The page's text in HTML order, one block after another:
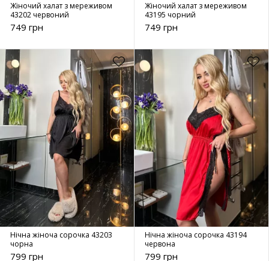
Жіночий халат з мереживом
43202 червоний
749 грн
Жіночий халат з мереживом
43195 чорний
749 грн
Нічна жіноча сорочка 43203
чорна
799 грн
Нічна жіноча сорочка 43194
червона
799 грн